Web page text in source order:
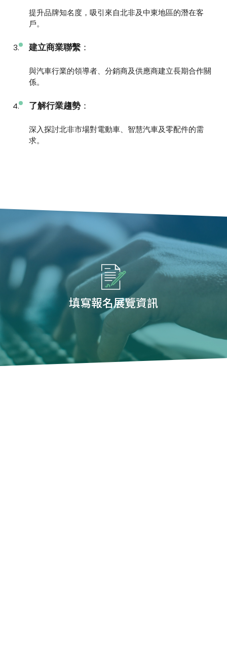
提升品牌知名度，吸引來自北非及中東地區的潛在客
戶。
建立商業聯繫 ：
與汽車行業的領導者、分銷商及供應商建立長期合作關
係。
了解行業趨勢 ：
深入探討北非市場對電動車、智慧汽車及零配件的需
求。
填寫報名展覽資訊